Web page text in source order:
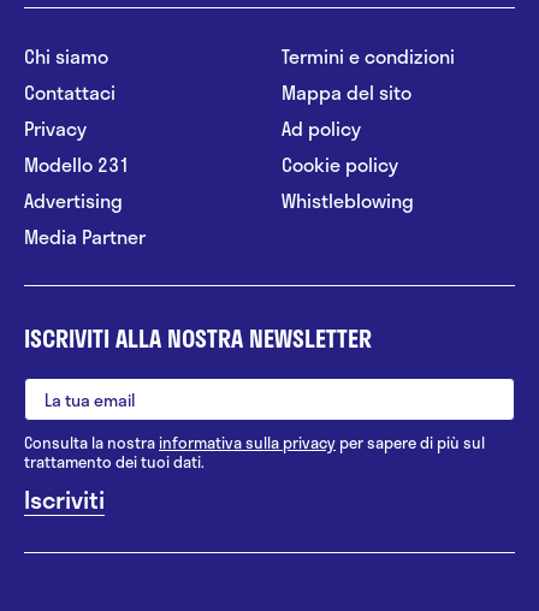
Chi siamo
Contattaci
Privacy
Modello 231
Advertising
Media Partner
Termini e condizioni
Mappa del sito
Ad policy
Cookie policy
Whistleblowing
ISCRIVITI ALLA NOSTRA NEWSLETTER
Consulta la nostrainformativa sulla privacy per sapere di più sul
trattamento dei tuoi dati.